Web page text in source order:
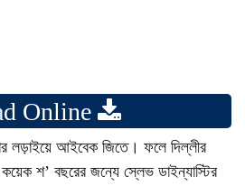
Online
লড়াইয়ে আইবেক জিতে। ফলে দিল্লীর
শ’ বছরের জন্যে স্লেভ ডাইন্যাস্টির